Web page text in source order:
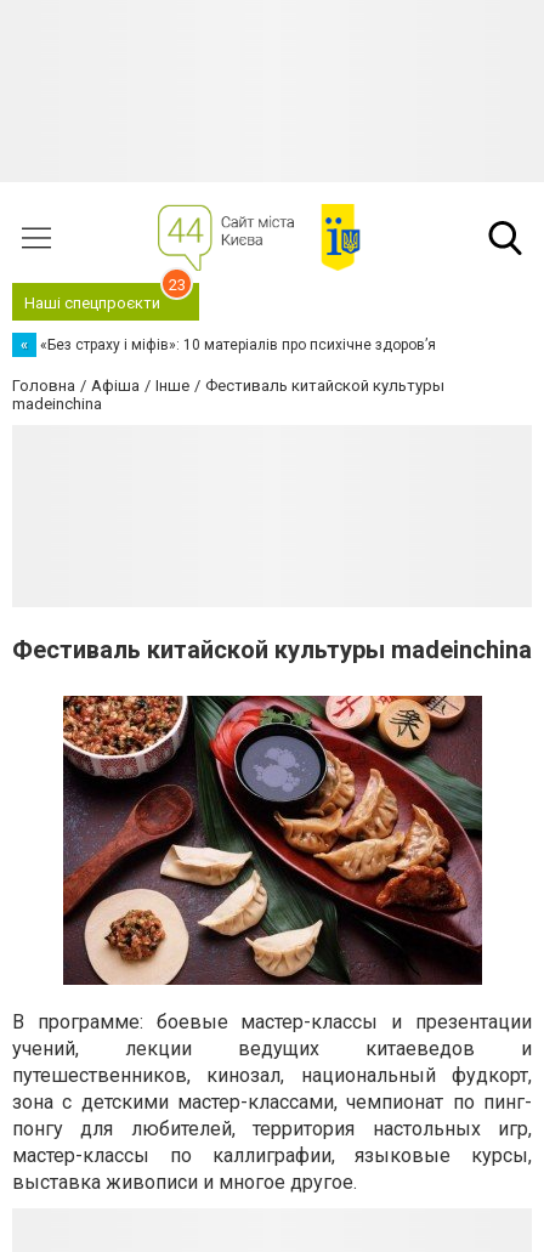
Наші спецпроєкти
23
« «Без страху і міфів»: 10 матеріалів про психічне здоров’я
Головна Афіша Інше
Фестиваль китайской культуры
madeinchina
Фестиваль китайской культуры madeinchina
В программе: боевые мастер-классы и презентации
учений, лекции ведущих китаеведов и
путешественников, кинозал, национальный фудкорт,
зона с детскими мастер-классами, чемпионат по пинг-
понгу для любителей, территория настольных игр,
мастер-классы по каллиграфии, языковые курсы,
выставка живописи и многое другое.